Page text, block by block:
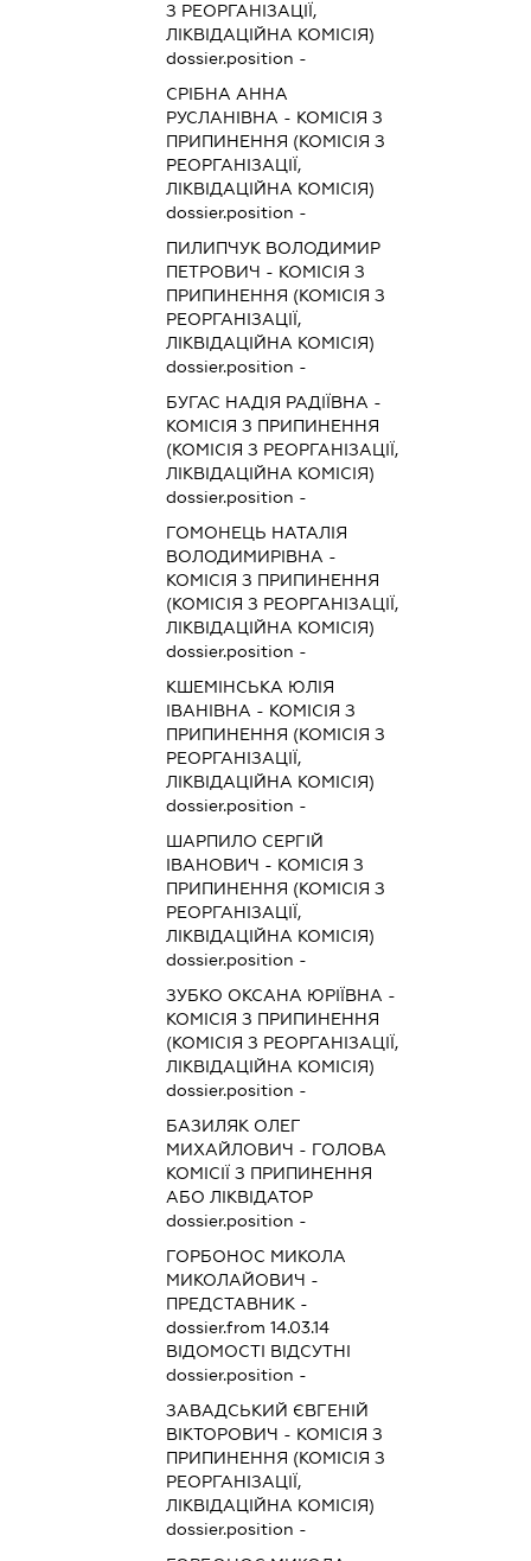
З РЕОРГАНІЗАЦІЇ,
ЛІКВІДАЦІЙНА КОМІСІЯ)
dossier.position -
СРІБНА АННА
РУСЛАНІВНА - КОМІСІЯ З
ПРИПИНЕННЯ (КОМІСІЯ З
РЕОРГАНІЗАЦІЇ,
ЛІКВІДАЦІЙНА КОМІСІЯ)
dossier.position -
ПИЛИПЧУК ВОЛОДИМИР
ПЕТРОВИЧ - КОМІСІЯ З
ПРИПИНЕННЯ (КОМІСІЯ З
РЕОРГАНІЗАЦІЇ,
ЛІКВІДАЦІЙНА КОМІСІЯ)
dossier.position -
БУГАС НАДІЯ РАДІЇВНА -
КОМІСІЯ З ПРИПИНЕННЯ
(КОМІСІЯ З РЕОРГАНІЗАЦІЇ,
ЛІКВІДАЦІЙНА КОМІСІЯ)
dossier.position -
ГОМОНЕЦЬ НАТАЛІЯ
ВОЛОДИМИРІВНА -
КОМІСІЯ З ПРИПИНЕННЯ
(КОМІСІЯ З РЕОРГАНІЗАЦІЇ,
ЛІКВІДАЦІЙНА КОМІСІЯ)
dossier.position -
КШЕМІНСЬКА ЮЛІЯ
ІВАНІВНА - КОМІСІЯ З
ПРИПИНЕННЯ (КОМІСІЯ З
РЕОРГАНІЗАЦІЇ,
ЛІКВІДАЦІЙНА КОМІСІЯ)
dossier.position -
ШАРПИЛО СЕРГІЙ
ІВАНОВИЧ - КОМІСІЯ З
ПРИПИНЕННЯ (КОМІСІЯ З
РЕОРГАНІЗАЦІЇ,
ЛІКВІДАЦІЙНА КОМІСІЯ)
dossier.position -
ЗУБКО ОКСАНА ЮРІЇВНА -
КОМІСІЯ З ПРИПИНЕННЯ
(КОМІСІЯ З РЕОРГАНІЗАЦІЇ,
ЛІКВІДАЦІЙНА КОМІСІЯ)
dossier.position -
БАЗИЛЯК ОЛЕГ
МИХАЙЛОВИЧ - ГОЛОВА
КОМІСІЇ З ПРИПИНЕННЯ
АБО ЛІКВІДАТОР
dossier.position -
ГОРБОНОС МИКОЛА
МИКОЛАЙОВИЧ -
ПРЕДСТАВНИК-
dossier.from 14.03.14
ВІДОМОСТІ ВІДСУТНІ
dossier.position -
ЗАВАДСЬКИЙ ЄВГЕНІЙ
ВІКТОРОВИЧ - КОМІСІЯ З
ПРИПИНЕННЯ (КОМІСІЯ З
РЕОРГАНІЗАЦІЇ,
ЛІКВІДАЦІЙНА КОМІСІЯ)
dossier.position -